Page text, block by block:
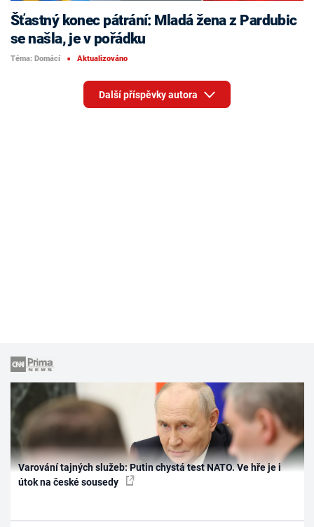
Šťastný konec pátrání: Mladá žena z Pardubic
se našla, je v pořádku
Téma: Domácí ■ Aktualizováno
Další příspěvky autora
Varování tajných služeb: Putin chystá test NATO. Ve hře je i
útok na české sousedy